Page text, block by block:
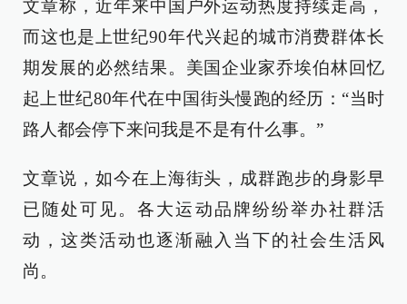
文章称，近年来中国户外运动热度持续走高，
而这也是上世纪90年代兴起的城市消费群体长
期发展的必然结果。美国企业家乔埃伯林回忆
起上世纪80年代在中国街头慢跑的经历：“当时
路人都会停下来问我是不是有什么事。”
文章说，如今在上海街头，成群跑步的身影早
已随处可见。各大运动品牌纷纷举办社群活
动，这类活动也逐渐融入当下的社会生活风
尚。